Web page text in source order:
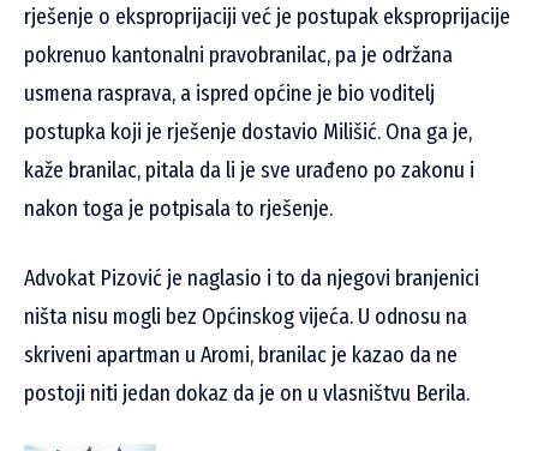
rješenje o eksproprijaciji već je postupak eksproprijacije
pokrenuo kantonalni pravobranilac, pa je održana
usmena rasprava, a ispred općine je bio voditelj
postupka koji je rješenje dostavio Milišić. Ona ga je,
kaže branilac, pitala da li je sve urađeno po zakonu i
nakon toga je potpisala to rješenje.
Advokat Pizović je naglasio i to da njegovi branjenici
ništa nisu mogli bez Općinskog vijeća. U odnosu na
skriveni apartman u Aromi, branilac je kazao da ne
postoji niti jedan dokaz da je on u vlasništvu Berila.